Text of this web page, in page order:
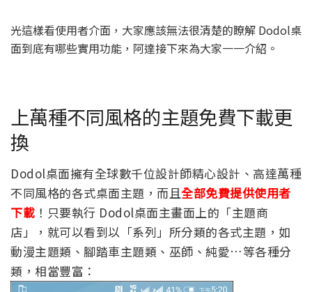
光這樣看使用者介面，大家應該無法很清楚的瞭解 Dodol桌
面到底有哪些實用功能，阿達接下來為大家一一介紹。
上萬種不同風格的主題免費下載更
換
Dodol桌面擁有全球數千位設計師精心設計、高達萬種
不同風格的各式桌面主題，而且全部免費提供使用者
下載 ！只要執行 Dodol桌面主畫面上的「主題商
店」，就可以看到以「系列」所分類的各式主題，如
動漫主題類、腳踏車主題類、巫師、純愛…等各種分
類，相當豐富：